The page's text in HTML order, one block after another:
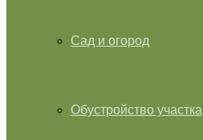
Сад и огород
Обустройство участка